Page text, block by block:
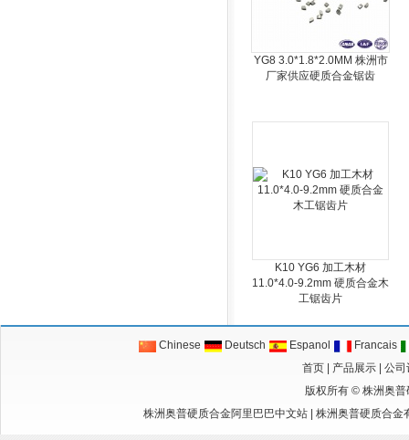
YG8 3.0*1.8*2.0MM 株洲市
厂家供应硬质合金锯齿
K10 YG6 加工木材
11.0*4.0-9.2mm 硬质合金木
工锯齿片
Chinese Deutsch Espanol
Francais
首页
产品展示
公司
版权所有 © 株洲奥普
株洲奥普硬质合金阿里巴巴中文站| 株洲奥普硬质合金